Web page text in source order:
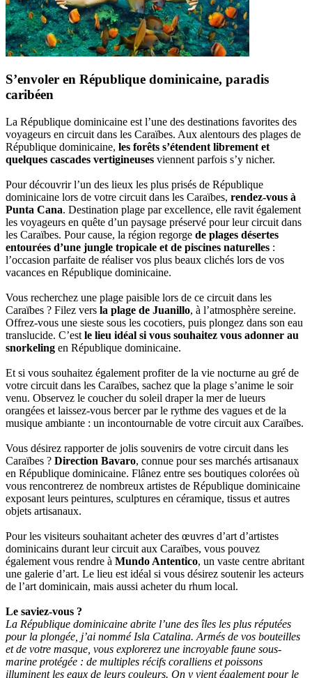
S’envoler en République dominicaine, paradis
caribéen
La République dominicaine est l’une des destinations favorites des
voyageurs en circuit dans les Caraïbes. Aux alentours des plages de
République dominicaine, les forêts s’étendent librement et
quelques cascades vertigineuses viennent parfois s’y nicher.
Pour découvrir l’un des lieux les plus prisés de République
dominicaine lors de votre circuit dans les Caraïbes, rendez-vous à
Punta Cana. Destination plage par excellence, elle ravit également
les voyageurs en quête d’un paysage préservé pour leur circuit dans
les Caraïbes. Pour cause, la région regorge de plages désertes
entourées d’une jungle tropicale et de piscines naturelles :
l’occasion parfaite de réaliser vos plus beaux clichés lors de vos
vacances en République dominicaine.
Vous recherchez une plage paisible lors de ce circuit dans les
Caraïbes ? Filez vers la plage de Juanillo, à l’atmosphère sereine.
Offrez-vous une sieste sous les cocotiers, puis plongez dans son eau
translucide. C’est le lieu idéal si vous souhaitez vous adonner au
snorkeling en République dominicaine.
Et si vous souhaitez également profiter de la vie nocturne au gré de
votre circuit dans les Caraïbes, sachez que la plage s’anime le soir
venu. Observez le coucher du soleil draper la mer de lueurs
orangées et laissez-vous bercer par le rythme des vagues et de la
musique ambiante : un incontournable de votre circuit aux Caraïbes.
Vous désirez rapporter de jolis souvenirs de votre circuit dans les
Caraïbes ? Direction Bavaro, connue pour ses marchés artisanaux
en République dominicaine. Flânez entre ses boutiques colorées où
vous rencontrerez de nombreux artistes de République dominicaine
exposant leurs peintures, sculptures en céramique, tissus et autres
objets artisanaux.
Pour les visiteurs souhaitant acheter des œuvres d’art d’artistes
dominicains durant leur circuit aux Caraïbes, vous pouvez
également vous rendre à Mundo Antentico, un vaste centre abritant
une galerie d’art. Le lieu est idéal si vous désirez soutenir les acteurs
de l’art dominicain, mais aussi acheter du rhum local.
Le saviez-vous ?
La République dominicaine abrite l’une des îles les plus réputées
pour la plongée, j’ai nommé Isla Catalina. Armés de vos bouteilles
et de votre masque, vous explorerez une incroyable faune sous-
marine protégée : de multiples récifs coralliens et poissons
illuminent les eaux de leurs couleurs. On y vient également pour le